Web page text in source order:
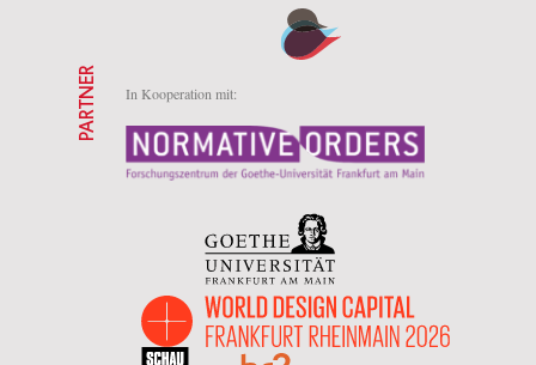
In Kooperation mit:
PARTNER